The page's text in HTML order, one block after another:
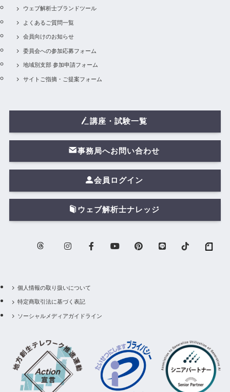
ウェブ解析士ブランドツール
よくあるご質問一覧
会員向けのお知らせ
委員会への参加応募フォーム
地域別支部 参加申請フォーム
サイトご指摘・ご提案フォーム
講座・試験一覧
事務局へお問い合わせ
会員ログイン
ウェブ解析士ナレッジ
個人情報の取り扱いについて
特定商取引法に基づく表記
ソーシャルメディアガイドライン